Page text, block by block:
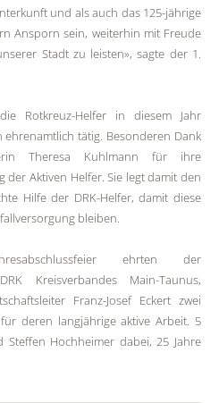
und als auch das 125-jährige
Ansporn sein, weiterhin mit Freude
Stadt zu leisten», sagte der 1.
Rotkreuz-Helfer in diesem Jahr
tätig. Besonderen Dank
Theresa Kuhlmann für ihre
Aktiven Helfer. Sie legt damit den
Hilfe der DRK-Helfer, damit diese
bleiben.
ehrten der
Kreisverbandes Main-Taunus,
Franz-Josef Eckert zwei
deren langjährige aktive Arbeit. 5
Steffen Hochheimer dabei, 25 Jahre